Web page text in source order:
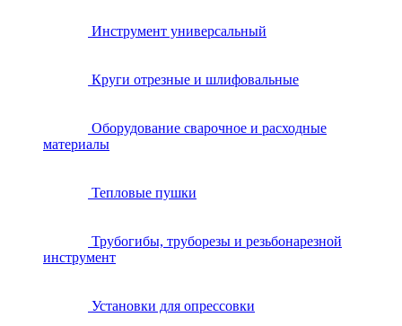
Инструмент универсальный
Круги отрезные и шлифовальные
Оборудование сварочное и расходные
материалы
Тепловые пушки
Трубогибы, труборезы и резьбонарезной
инструмент
Установки для опрессовки